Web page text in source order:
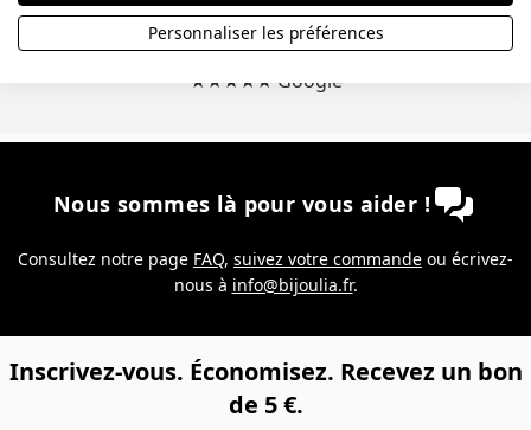
Séverine M.
★★★★★ Google
Nous sommes là pour vous aider !
Consultez notre page FAQ, suivez votre commande ou écrivez-
nous à info@bijoulia.fr.
Inscrivez-vous. Économisez. Recevez un bon
de 5 €.
Personnaliser les préférences